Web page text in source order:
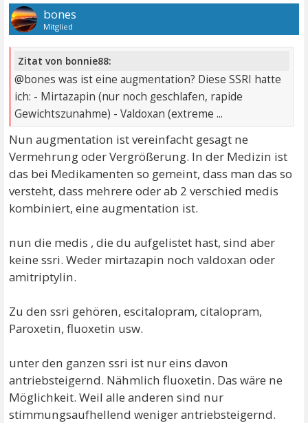
bones
Mitglied
Zitat von bonnie88:
@bones was ist eine augmentation? Diese SSRI hatte
ich: - Mirtazapin (nur noch geschlafen, rapide
Gewichtszunahme) - Valdoxan (extreme ...
Nun augmentation ist vereinfacht gesagt ne
Vermehrung oder Vergrößerung. In der Medizin ist
das bei Medikamenten so gemeint, dass man das so
versteht, dass mehrere oder ab 2 verschied medis
kombiniert, eine augmentation ist.
nun die medis , die du aufgelistet hast, sind aber
keine ssri. Weder mirtazapin noch valdoxan oder
amitriptylin.
Zu den ssri gehören, escitalopram, citalopram,
Paroxetin, fluoxetin usw.
unter den ganzen ssri ist nur eins davon
antriebsteigernd. Nähmlich fluoxetin. Das wäre ne
Möglichkeit. Weil alle anderen sind nur
stimmungsaufhellend weniger antriebsteigernd.